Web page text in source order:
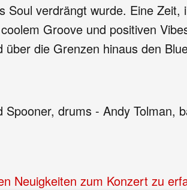
verdrängt wurde. Eine Zeit,
Groove und positiven
die Grenzen hinaus den
drums - Andy Tolman,
Neuigkeiten zum Konzert zu